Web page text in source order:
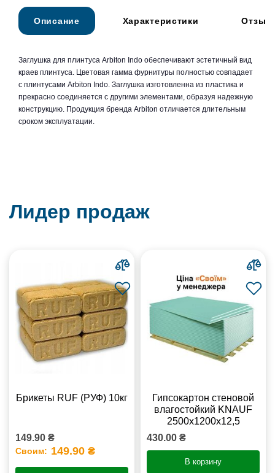
Описание Характеристики
Заглушка для плинтуса Arbiton Indo обеспечивают эстетичный вид
краев плинтуса. Цветовая гамма фурнитуры полностью совпадает
с плинтусами Arbiton Indo. Заглушка изготовленна из пластика и
прекрасно соединяется с другими элементами, образуя надежную
конструкцию. Продукция бренда Arbiton отличается длительным
сроком эксплуатации.
Лидер продаж
Брикеты RUF (РУФ) 10кг
149.90 ₴
Своим: 149.90 ₴
Гипсокартон стеновой
влагостойкий KNAUF
2500х1200х12,5
430.00 ₴
В корзину